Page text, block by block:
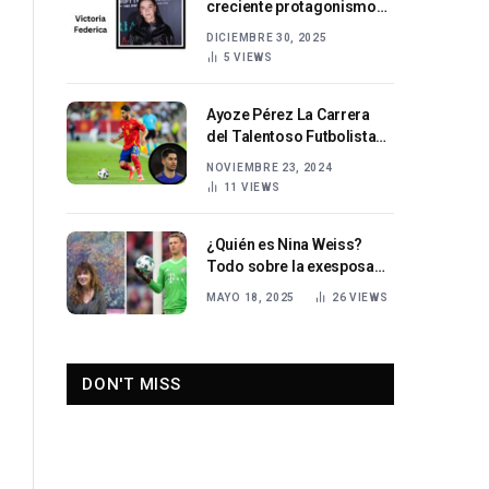
creciente protagonismo
DICIEMBRE 30, 2025
5VIEWS
Ayoze Pérez La Carrera
del Talentoso Futbolista
NOVIEMBRE 23, 2024
11 VIEWS
¿Quién es Nina Weiss?
Todo sobre la exesposa
de Manuel Neuer y su vida
MAYO 18, 2025 26 VIEWS
DON'T MISS